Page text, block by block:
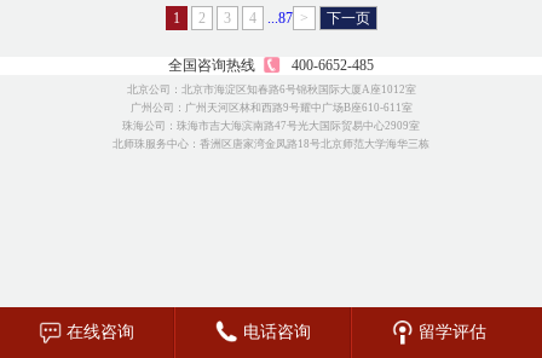
1 2 3 4 ...87 > 下一页
全国咨询热线 400-6652-485
北京公司：北京市海淀区知春路6号锦秋国际大厦A座1012室
广州公司：广州天河区林和西路9号耀中广场B座610-611室
珠海公司：珠海市吉大海滨南路47号光大国际贸易中心2909室
北师珠服务中心：香洲区唐家湾金凤路18号北京师范大学海华三栋
在线咨询 电话咨询 留学评估